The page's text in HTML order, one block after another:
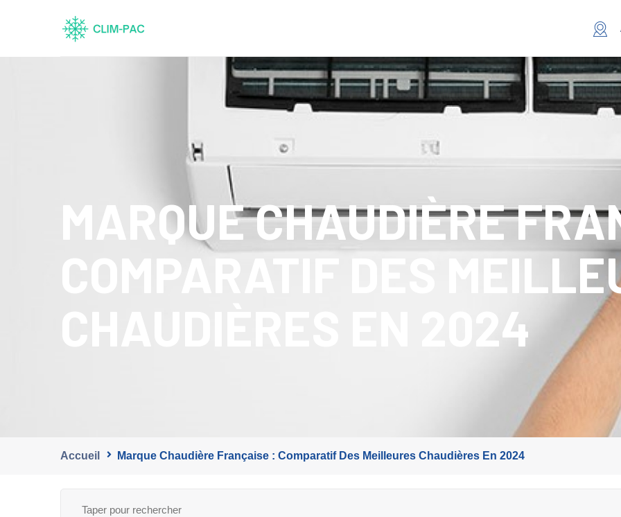
MARQUE CHAUDIÈRE
COMPARATIF DES
CHAUDIÈRES EN 2024
Accueil Marque Chaudière Française : Comparatif Des Meilleures Chaudières En 2024